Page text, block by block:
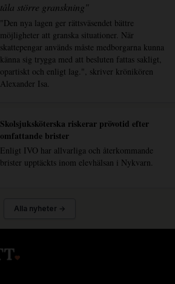
tåla större granskning"
"Den nya lagen ger rättsväsendet bättre
möjligheter att granska situationer. När
skattepengar används måste medborgarna kunna
känna sig trygga med att besluten fattas sakligt,
opartiskt och enligt lag.", skriver krönikören
Alexander Isa.
Skolsjuksköterska riskerar prövotid efter
omfattande brister
Enligt IVO har allvarliga och återkommande
brister upptäckts inom elevhälsan i Nykvarn.
Alla nyheter →